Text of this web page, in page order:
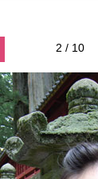
2 / 10